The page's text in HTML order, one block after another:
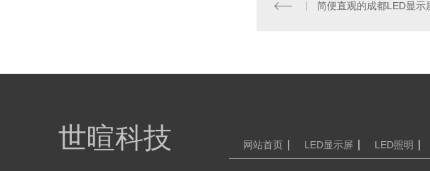
世暄科技 网站首页 LED显示屏 LED照明